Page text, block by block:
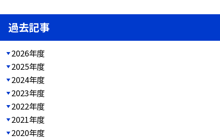
過去記事
2026年度
2025年度
2024年度
2023年度
2022年度
2021年度
2020年度